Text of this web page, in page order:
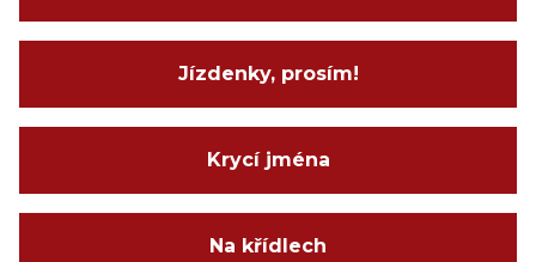
Jízdenky, prosím!
Krycí jména
Na křídlech